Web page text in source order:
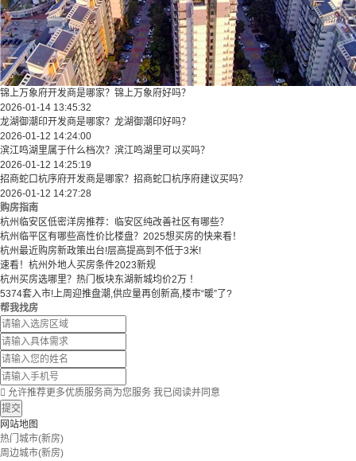
锦上万象府开发商是哪家？锦上万象府好吗？
2026-01-14 13:45:32
龙湖御潮印开发商是哪家？龙湖御潮印好吗？
2026-01-12 14:24:00
滨江鸣湖里属于什么档次？滨江鸣湖里可以买吗？
2026-01-12 14:25:19
招商蛇口杭序府开发商是哪家？招商蛇口杭序府建议买吗？
2026-01-12 14:27:28
购房指南
杭州临安区低密洋房推荐：临安区纯改善社区有哪些？
​​杭州临平区有哪些高性价比楼盘？2025想买房的快来看！​
杭州最近购房新政策出台!层高提高到不低于3米!
速看！杭州外地人买房条件2023新规
杭州买房选哪里？热门板块东湖新城均价2万 ！
5374套入市!上周迎推盘潮,供应量再创新高,楼市“暖”了?
帮我找房
 允许推荐更多优质服务商为您服务 我已阅读并同意
提交
网站地图
热门城市(新房)
周边城市(新房)